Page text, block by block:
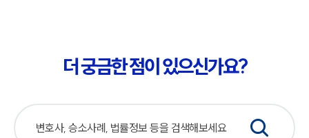
더 궁금한 점이 있으신가요?